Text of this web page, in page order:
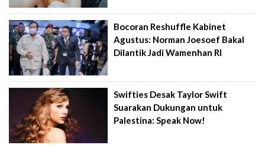
Bocoran Reshuffle Kabinet
Agustus: Norman Joesoef Bakal
Dilantik Jadi Wamenhan RI
Swifties Desak Taylor Swift
Suarakan Dukungan untuk
Palestina: Speak Now!